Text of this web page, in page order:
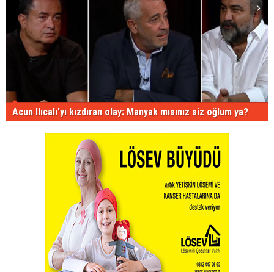
Acun Ilıcalı'yı kızdıran olay: Manyak mısınız siz oğlum ya?